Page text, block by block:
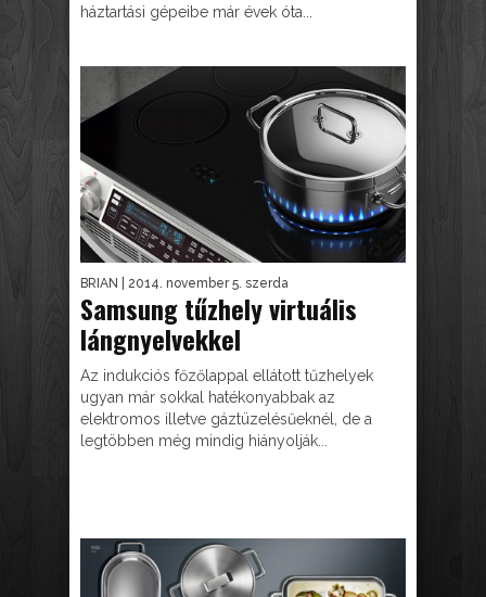
háztartási gépeibe már évek óta...
BRIAN | 2014. november 5. szerda
Samsung tűzhely virtuális
lángnyelvekkel
Az indukciós főzőlappal ellátott tűzhelyek
ugyan már sokkal hatékonyabbak az
elektromos illetve gáztüzelésűeknél, de a
legtöbben még mindig hiányolják...